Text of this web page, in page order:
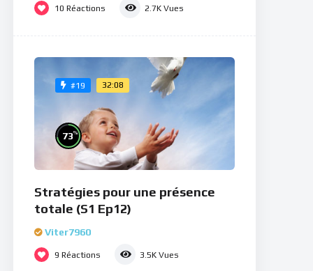
10 Réactions 2.7K Vues
#19 32:08
73%
Stratégies pour une présence
totale (S1 Ep12)
Viter7960
9 Réactions 3.5K Vues